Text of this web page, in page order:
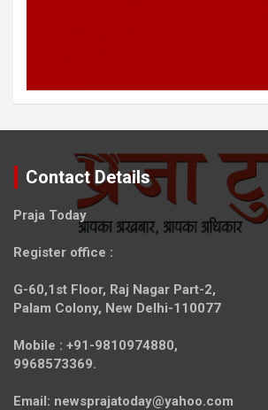
Contact Details
Praja Today
Register office :
G-60,1st Floor, Raj Nagar Part-2,
Palam Colony, New Delhi-110077
Mobile : +91-9810974880,
9968573369.
Email: newsprajatoday@yahoo.com